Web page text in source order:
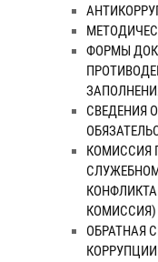
ФОРМЫ
СВЕДЕНИЯ
КОМИССИЯ
КОМИССИЯ)
ОБРАТНАЯ
КОРРУПЦИИ